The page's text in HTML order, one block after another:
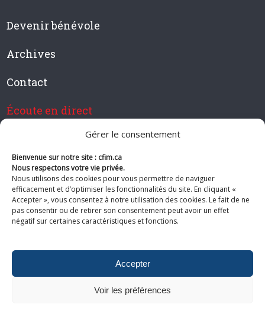
Gérer le consentement
Bienvenue sur notre site : cfim.ca
Nous respectons votre vie privée.
Nous utilisons des cookies pour vous permettre de naviguer
efficacement et d’optimiser les fonctionnalités du site. En cliquant «
Accepter », vous consentez à notre utilisation des cookies. Le fait de ne
pas consentir ou de retirer son consentement peut avoir un effet
négatif sur certaines caractéristiques et fonctions.
Accepter
Voir les préférences
Devenir bénévole
Archives
Contact
Écoute en direct
Devenir membre de CFIM
Suivez-nous